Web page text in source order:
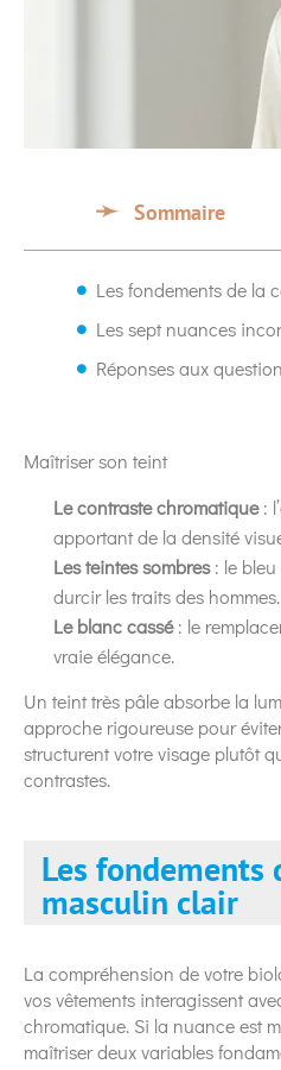
Sommaire
Les fondements de la
Les sept nuances
Réponses aux
Maîtriser son teint
Le contraste chromatique:
apportant de la densité
Les teintes sombres: le bleu
durcir les traits des hommes.
Le blanc cassé: le
vraie élégance.
Un teint très pâle absorbe la
approche rigoureuse pour
structurent votre visage plutôt
contrastes.
Les
masculin clair
La compréhension de votre
vos vêtements interagissent
chromatique. Si la nuance est
maîtriser deux variables